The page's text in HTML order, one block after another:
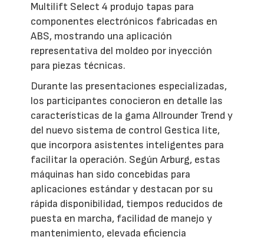
Multilift Select 4 produjo tapas para
componentes electrónicos fabricadas en
ABS, mostrando una aplicación
representativa del moldeo por inyección
para piezas técnicas.
Durante las presentaciones especializadas,
los participantes conocieron en detalle las
características de la gama Allrounder Trend y
del nuevo sistema de control Gestica lite,
que incorpora asistentes inteligentes para
facilitar la operación. Según Arburg, estas
máquinas han sido concebidas para
aplicaciones estándar y destacan por su
rápida disponibilidad, tiempos reducidos de
puesta en marcha, facilidad de manejo y
mantenimiento, elevada eficiencia